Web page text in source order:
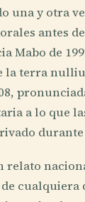
una y otra
antes
Mabo de
la terra
a lo que
relato
cualquiera